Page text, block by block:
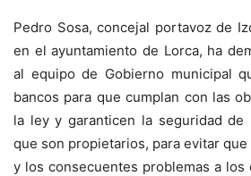
Pedro Sosa, concejal portavoz de
en el ayuntamiento de Lorca, ha
al equipo de Gobierno municipal
bancos para que cumplan con las
la ley y garanticen la seguridad
que son propietarios, para evitar
y los consecuentes problemas a los